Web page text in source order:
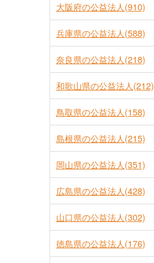
大阪府の公益法人(910)
兵庫県の公益法人(588)
奈良県の公益法人(218)
和歌山県の公益法人(212)
鳥取県の公益法人(158)
島根県の公益法人(215)
岡山県の公益法人(351)
広島県の公益法人(428)
山口県の公益法人(302)
徳島県の公益法人(176)